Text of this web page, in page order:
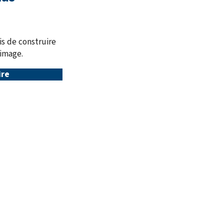
de construire